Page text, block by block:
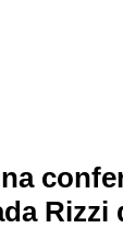
Rizzi